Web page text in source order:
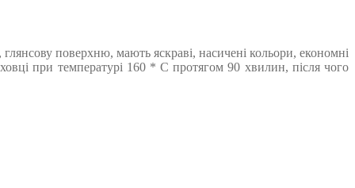
поверхню, мають яскраві, насичені кольори, економні
при температурі 160 * C протягом 90 хвилин, після чого